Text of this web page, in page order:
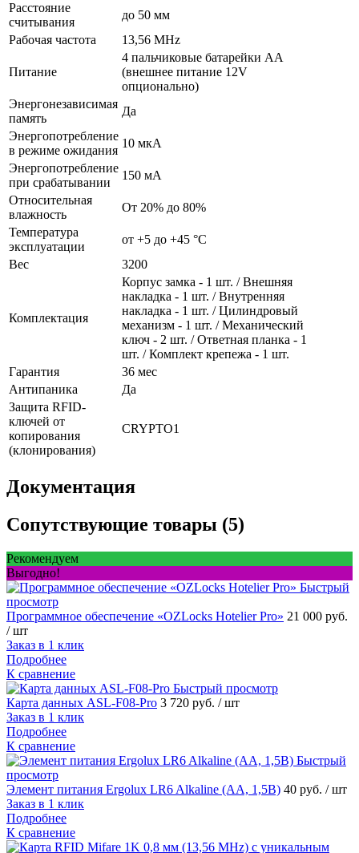
Расстояние
считывания
до 50 мм
Рабочая частота
13,56 MHz
Питание
4 пальчиковые батарейки AA
(внешнее питание 12V
опционально)
Энергонезависимая
память
Да
Энергопотребление
в режиме ожидания
10 мкА
Энергопотребление
при срабатывании
150 мА
Относительная
влажность
От 20% до 80%
Температура
эксплуатации
от +5 до +45 °С
Вес
3200
Комплектация
Корпус замка - 1 шт. / Внешняя
накладка - 1 шт. / Внутренняя
накладка - 1 шт. / Цилиндровый
механизм - 1 шт. / Механический
ключ - 2 шт. / Ответная планка - 1
шт. / Комплект крепежа - 1 шт.
Гарантия
36 мес
Антипаника
Да
Защита RFID-
ключей от
копирования
(клонирования)
CRYPTO1
Документация
Сопутствующие товары (5)
Рекомендуем
Выгодно!
Быстрый
просмотр
Программное обеспечение «OZLocks Hotelier Pro» 21 000 руб.
/ шт
Заказ в 1 клик
Подробнее
К сравнение
Быстрый просмотр
Карта данных ASL-F08-Pro 3 720 руб. / шт
Заказ в 1 клик
Подробнее
К сравнение
Быстрый
просмотр
Элемент питания Ergolux LR6 Alkaline (AA, 1,5В) 40 руб. / шт
Заказ в 1 клик
Подробнее
К сравнение